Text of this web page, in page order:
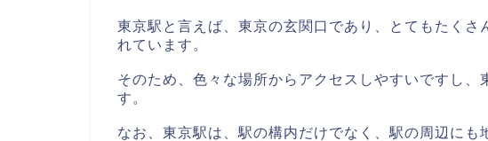
東京駅と言えば、東京の玄関口であり、とてもたくさ
れています。
そのため、色々な場所からアクセスしやすいですし
す。
なお、東京駅は、駅の構内だけでなく、駅の周辺に